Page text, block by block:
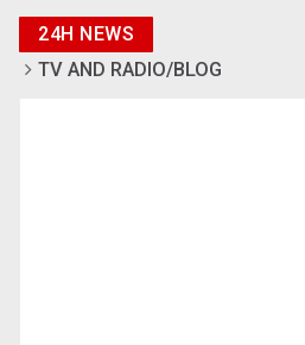
24H NEWS
TV AND RADIO/BLOG